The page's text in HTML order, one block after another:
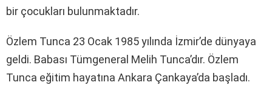
bir çocukları bulunmaktadır.
Özlem Tunca 23 Ocak 1985 yılında İzmir’de dünyaya
geldi. Babası Tümgeneral Melih Tunca’dır. Özlem
Tunca eğitim hayatına Ankara Çankaya’da başladı.